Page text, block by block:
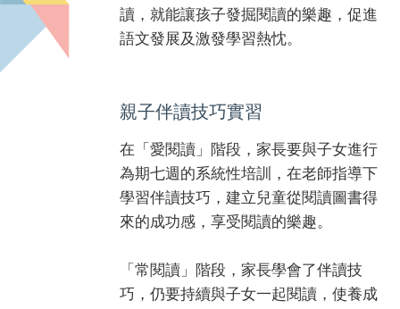
讀，就能讓孩子發掘閱讀的樂趣，促進
語文發展及激發學習熱忱。
親子伴讀技巧實習
在「愛閱讀」階段，家長要與子女進行
為期七週的系統性培訓，在老師指導下
學習伴讀技巧，建立兒童從閱讀圖書得
來的成功感，享受閱讀的樂趣。
「常閱讀」階段，家長學會了伴讀技
巧，仍要持續與子女一起閱讀，使養成